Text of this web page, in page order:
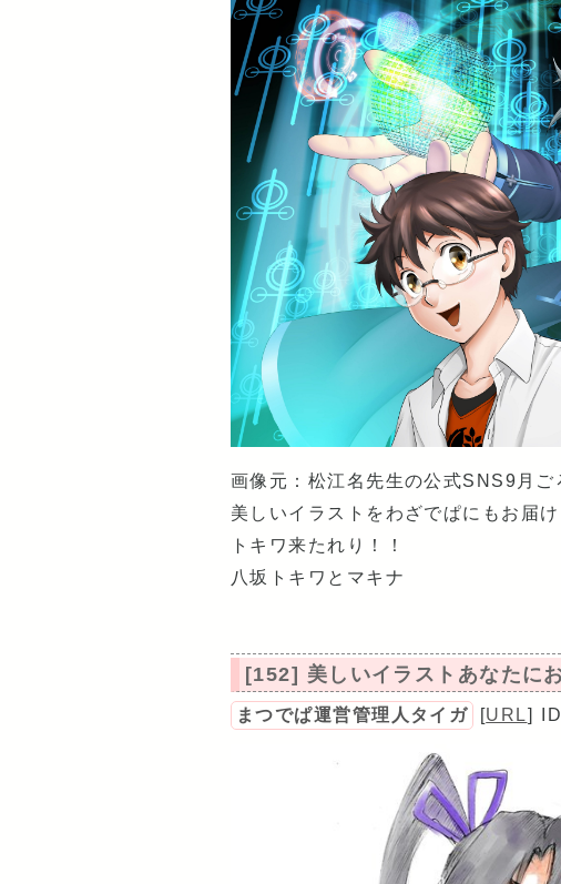
画像元：松江名先生の公式SNS9月ご
美しいイラストをわざでぱにもお届け
トキワ来たれり！！
八坂トキワとマキナ
[152] 美しいイラストあなたに
まつでぱ運営管理人タイガ [URL]